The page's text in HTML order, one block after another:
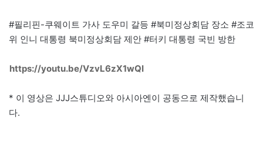
#필리핀-쿠웨이트 가사 도우미 갈등 #북미정상회담 장소 #조코
위 인니 대통령 북미정상회담 제안 #터키 대통령 국빈 방한
https://youtu.be/VzvL6zX1wQI
* 이 영상은 JJJ스튜디오와 아시아엔이 공동으로 제작했습니
다.